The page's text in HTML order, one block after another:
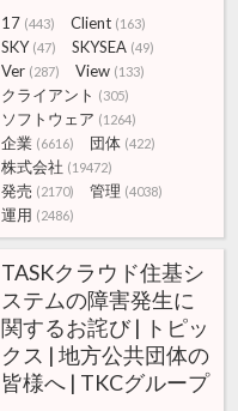
17 (443) Client (163)
SKY (47) SKYSEA (49)
Ver (287) View (133)
クライアント (305)
ソフトウェア (1264)
企業 (6616) 団体 (422)
株式会社 (19472)
発売 (2170) 管理 (4038)
運用 (2486)
TASKクラウド住基シ
ステムの障害発生に
関するお詫び | トピッ
クス | 地方公共団体の
皆様へ | TKCグループ